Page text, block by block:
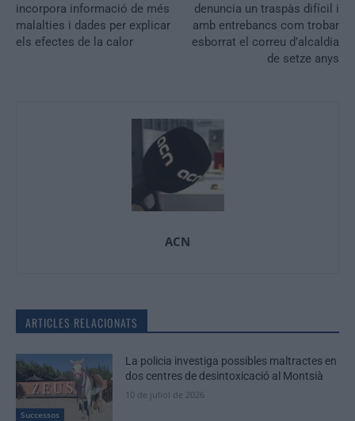
incorpora informació de més
malalties i dades per explicar
els efectes de la calor
denuncia un traspàs difícil i
amb entrebancs com trobar
esborrat el correu d’alcaldia
de setze anys
ACN
ARTICLES RELACIONATS
Successos
La policia investiga possibles maltractes en
dos centres de desintoxicació al Montsià
10 de juliol de 2026